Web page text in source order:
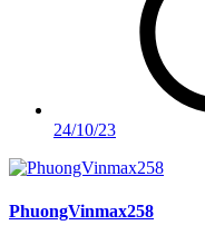
24/10/23
PhuongVinmax258